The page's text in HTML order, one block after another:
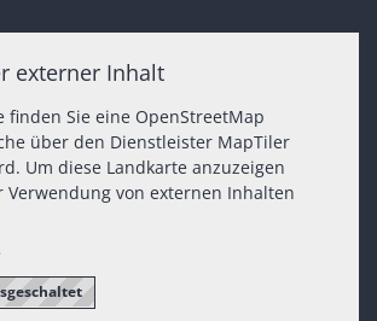
externer Inhalt
finden Sie eine OpenStreetMap
über den Dienstleister MapTiler
Um diese Landkarte anzuzeigen
Verwendung von externen Inhalten